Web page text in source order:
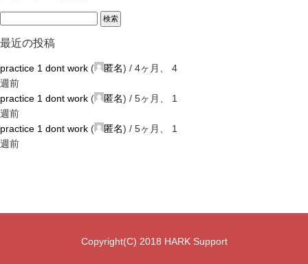
最近の投稿
practice 1 dont work ( 匿名) / 4ヶ月、 4
週前
practice 1 dont work ( 匿名) / 5ヶ月、 1
週前
practice 1 dont work ( 匿名) / 5ヶ月、 1
週前
Copyright(C) 2018 HARK Support